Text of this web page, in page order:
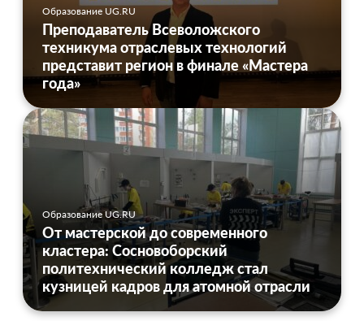
Образование UG.RU
Преподаватель Всеволожского
техникума отраслевых технологий
представит регион в финале «Мастера
года»
Образование UG.RU
От мастерской до современного
кластера: Сосновоборский
политехнический колледж стал
кузницей кадров для атомной отрасли